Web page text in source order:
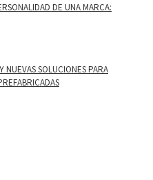
DE UNA MARCA:
NUEVAS SOLUCIONES PARA